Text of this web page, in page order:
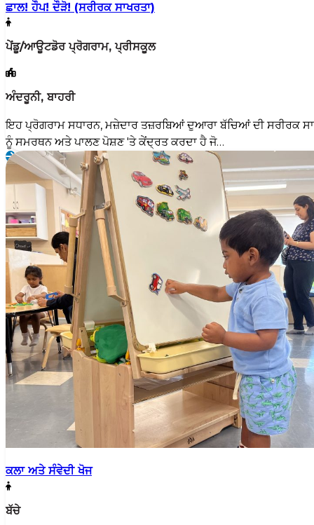
ਛਾਲ! ਹੌਪ! ਦੌੜੋ! (ਸਰੀਰਕ ਸਾਖਰਤਾ)
ਪੇਂਡੂ/ਆਊਟਡੋਰ ਪ੍ਰੋਗਰਾਮ, ਪ੍ਰੀਸਕੂਲ
ਅੰਦਰੂਨੀ, ਬਾਹਰੀ
ਇਹ ਪ੍ਰੋਗਰਾਮ ਸਧਾਰਨ, ਮਜ਼ੇਦਾਰ ਤਜ਼ਰਬਿਆਂ ਦੁਆਰਾ ਬੱਚਿਆਂ ਦੀ ਸਰੀਰਕ
ਨੂੰ ਸਮਰਥਨ ਅਤੇ ਪਾਲਣ ਪੋਸ਼ਣ 'ਤੇ ਕੇਂਦ੍ਰਤ ਕਰਦਾ ਹੈ ਜੋ…
ਕਲਾ ਅਤੇ ਸੰਵੇਦੀ ਖੋਜ
ਬੱਚੇ